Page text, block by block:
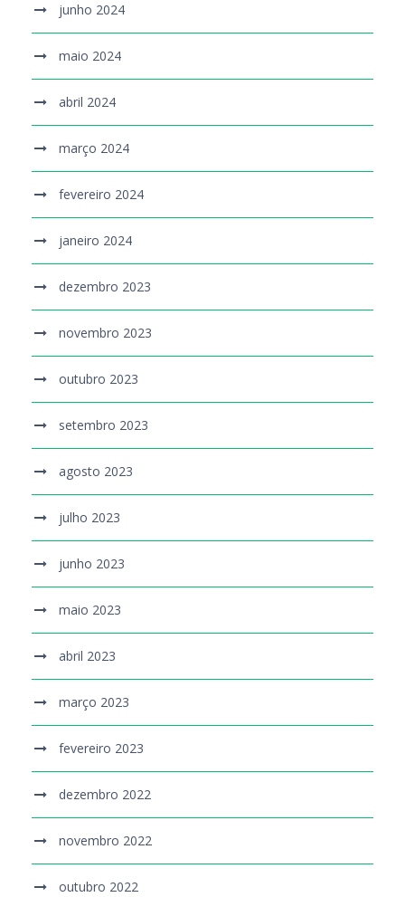
junho 2024
maio 2024
abril 2024
março 2024
fevereiro 2024
janeiro 2024
dezembro 2023
novembro 2023
outubro 2023
setembro 2023
agosto 2023
julho 2023
junho 2023
maio 2023
abril 2023
março 2023
fevereiro 2023
dezembro 2022
novembro 2022
outubro 2022